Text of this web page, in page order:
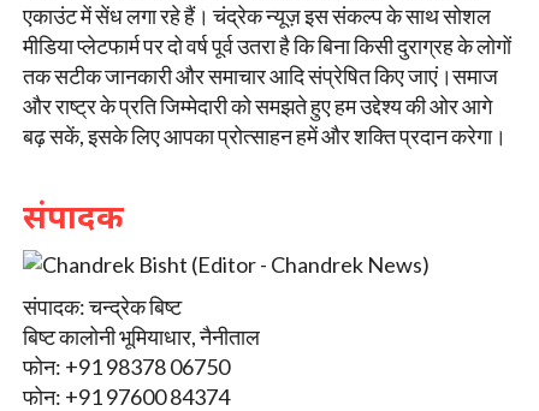
एकाउंट में सेंध लगा रहे हैं। चंद्रेक न्यूज़ इस संकल्प के साथ सोशल
मीडिया प्लेटफार्म पर दो वर्ष पूर्व उतरा है कि बिना किसी दुराग्रह के लोगों
तक सटीक जानकारी और समाचार आदि संप्रेषित किए जाएं।समाज
और राष्ट्र के प्रति जिम्मेदारी को समझते हुए हम उद्देश्य की ओर आगे
बढ़ सकें, इसके लिए आपका प्रोत्साहन हमें और शक्ति प्रदान करेगा।
संपादक
संपादक: चन्द्रेक बिष्ट
बिष्ट कालोनी भूमियाधार, नैनीताल
फोन: +91 98378 06750
फोन: +91 97600 84374